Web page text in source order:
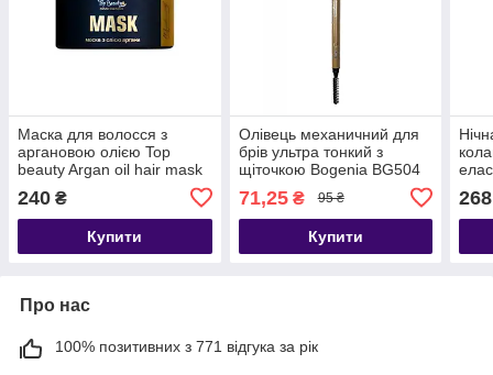
Маска для волосся з
аргановою олією Top
beauty Argan oil hair mask
240 ₴
Купити
Олівець механичний для
брів ультра тонкий з
щіточкою Bogenia BG504
71,25₴ 95 ₴
Купити
268
Про нас
100% позитивних з 771 відгука за рік